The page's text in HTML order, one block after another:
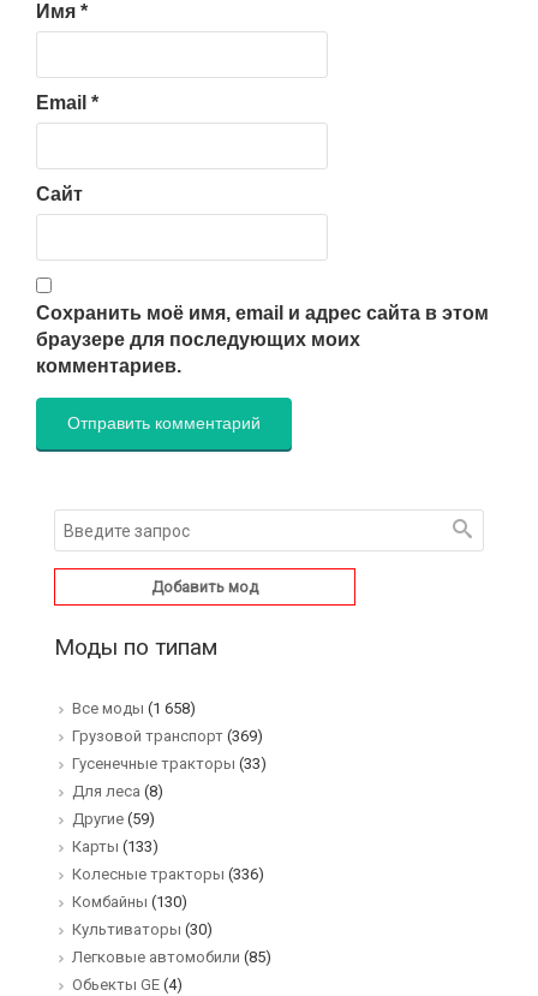
Имя *
Email *
Сайт
Сохранить моё имя, email и адрес сайта в этом
браузере для последующих моих
комментариев.
Добавить мод
Моды по типам
Все моды (1 658)
Грузовой транспорт (369)
Гусенечные тракторы (33)
Для леса (8)
Другие (59)
Карты (133)
Колесные тракторы (336)
Комбайны (130)
Культиваторы (30)
Легковые автомобили (85)
Обьекты GE (4)